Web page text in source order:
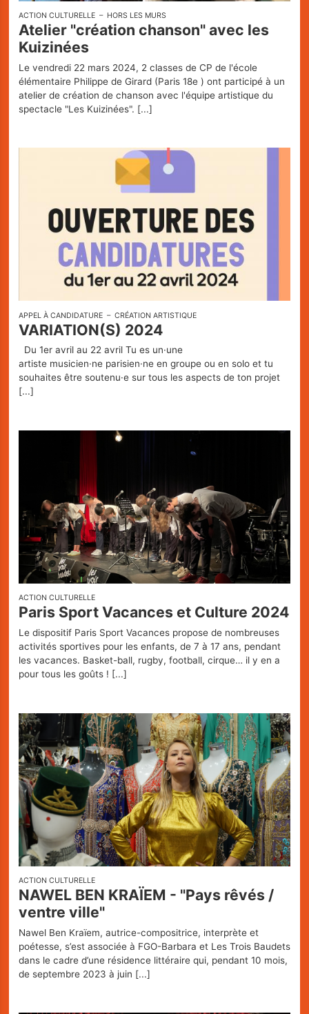
Infos pratiques
La Carte des Curiosités
Espace pro
Privatisation
Nos Partenaires
ACTION CULTURELLE HORS LES MURS
Atelier "création chanson" avec les
Kuizinées
Le vendredi 22 mars 2024, 2 classes de CP de l'école
élémentaire Philippe de Girard (Paris 18e ) ont participé à un
atelier de création de chanson avec l'équipe artistique du
spectacle "Les Kuizinées". [...]
APPEL À CANDIDATURE CRÉATION ARTISTIQUE
VARIATION(S) 2024
Du 1er avril au 22 avril Tu es un·une
artiste musicien·ne parisien·ne en groupe ou en solo et tu
souhaites être soutenu·e sur tous les aspects de ton projet
[...]
ACTION CULTURELLE
Paris Sport Vacances et Culture 2024
Le dispositif Paris Sport Vacances propose de nombreuses
activités sportives pour les enfants, de 7 à 17 ans, pendant
les vacances. Basket-ball, rugby, football, cirque… il y en a
pour tous les goûts ! [...]
ACTION CULTURELLE
NAWEL BEN KRAÏEM - "Pays rêvés /
ventre ville"
Nawel Ben Kraïem, autrice-compositrice, interprète et
poétesse, s’est associée à FGO-Barbara et Les Trois Baudets
dans le cadre d’une résidence littéraire qui, pendant 10 mois,
de septembre 2023 à juin [...]